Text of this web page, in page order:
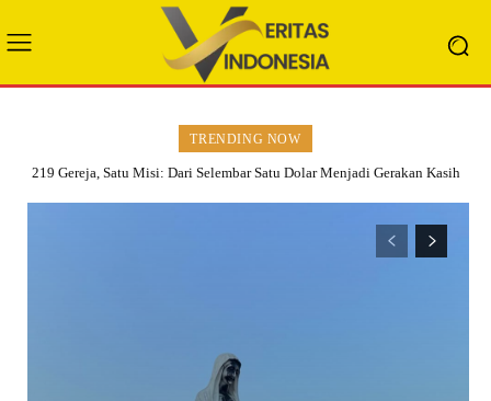
TRENDING NOW
219 Gereja, Satu Misi: Dari Selembar Satu Dolar Menjadi Gerakan Kasih